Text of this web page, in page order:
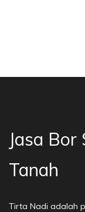
Jasa
Tanah
Tirta Nadi adalah